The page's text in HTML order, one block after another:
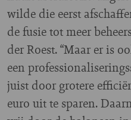
wilde die eerst
de fusie tot meer
der Roest. “Maar er is
een
juist door grotere
euro uit te sparen.